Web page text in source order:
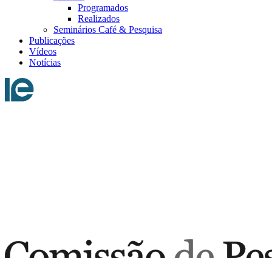
Programados
Realizados
Seminários Café & Pesquisa
Publicações
Vídeos
Notícias